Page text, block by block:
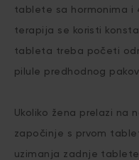
tablete sa hormonima i
terapija se koristi
tableta treba početi
pilule predhodnog
Ukoliko žena prelazi na
započinje s prvom
uzimanja zadnje